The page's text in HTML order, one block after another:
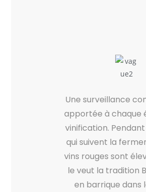
Une surveillance
apportée à chaque
vinification. Pendant
qui suivent la
vins rouges sont
le veut la tradition
en barrique dans